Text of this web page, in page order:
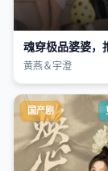
黄燕＆宇澄
国产剧